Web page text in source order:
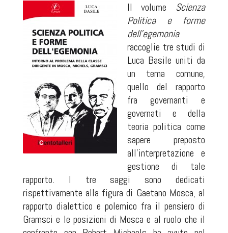
Il volume Scienza
Politica e forme
dell’egemonia
raccoglie tre studi di
Luca Basile uniti da
un tema comune,
quello del rapporto
fra governanti e
governati e della
teoria politica come
sapere preposto
all’interpretazione e
gestione di tale
rapporto. I tre saggi sono dedicati
rispettivamente alla figura di Gaetano Mosca, al
rapporto dialettico e polemico fra il pensiero di
Gramsci e le posizioni di Mosca e al ruolo che il